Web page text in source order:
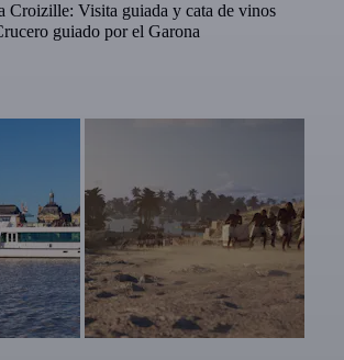
Croizille: Visita guiada y cata de vinos
guiado por el Garona